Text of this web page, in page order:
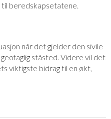
beredskapsetatene.
når det gjelder den sivile
ståsted. Videre vil det
viktigste bidrag til en økt,